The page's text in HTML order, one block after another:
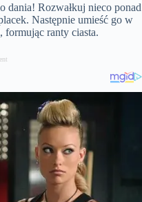
dania! Rozwałkuj nieco ponad
Następnie umieść go w
formując ranty ciasta.